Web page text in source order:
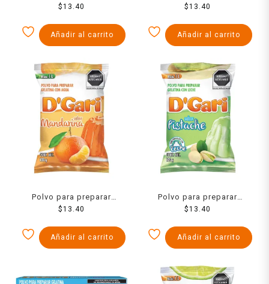
gelatina D´Gari de agua
$13.40
Añadir al carrito
gelatina D´Gari de agua
$13.40
Añadir al carrito
Polvo para preparar
gelatina D´Gari de agua
$13.40
Añadir al carrito
Polvo para preparar
gelatina D´Gari de leche
$13.40
Añadir al carrito